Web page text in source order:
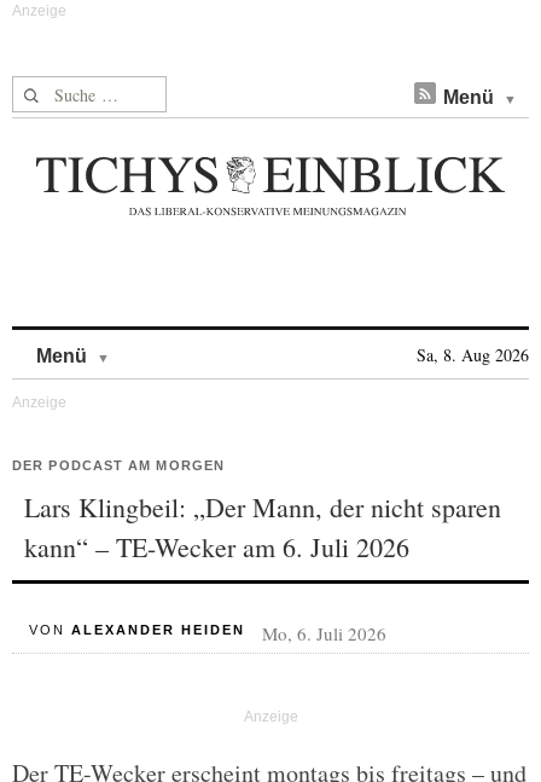
Suche nach: Menü
Menü Sa, 8. Aug 2026
DER PODCAST AM MORGEN
Lars Klingbeil: „Der Mann, der nicht sparen
kann“ – TE-Wecker am 6. Juli 2026
VON ALEXANDER HEIDEN Mo, 6. Juli 2026
Der TE-Wecker erscheint montags bis freitags – und